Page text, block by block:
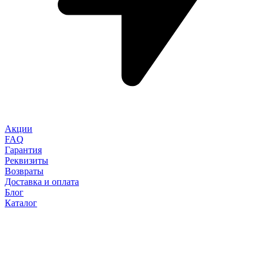
Акции
FAQ
Гарантия
Реквизиты
Возвраты
Доставка и оплата
Блог
Каталог